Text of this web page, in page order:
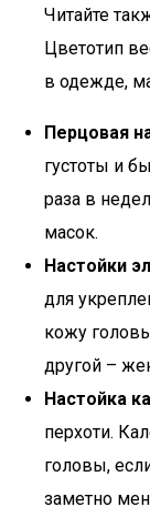
Читайте
Цветотип
в одежде,
Перцовая
густоты и
раза в
масок.
Настойки
для
кожу
другой –
Настойка
перхоти.
головы,
заметно